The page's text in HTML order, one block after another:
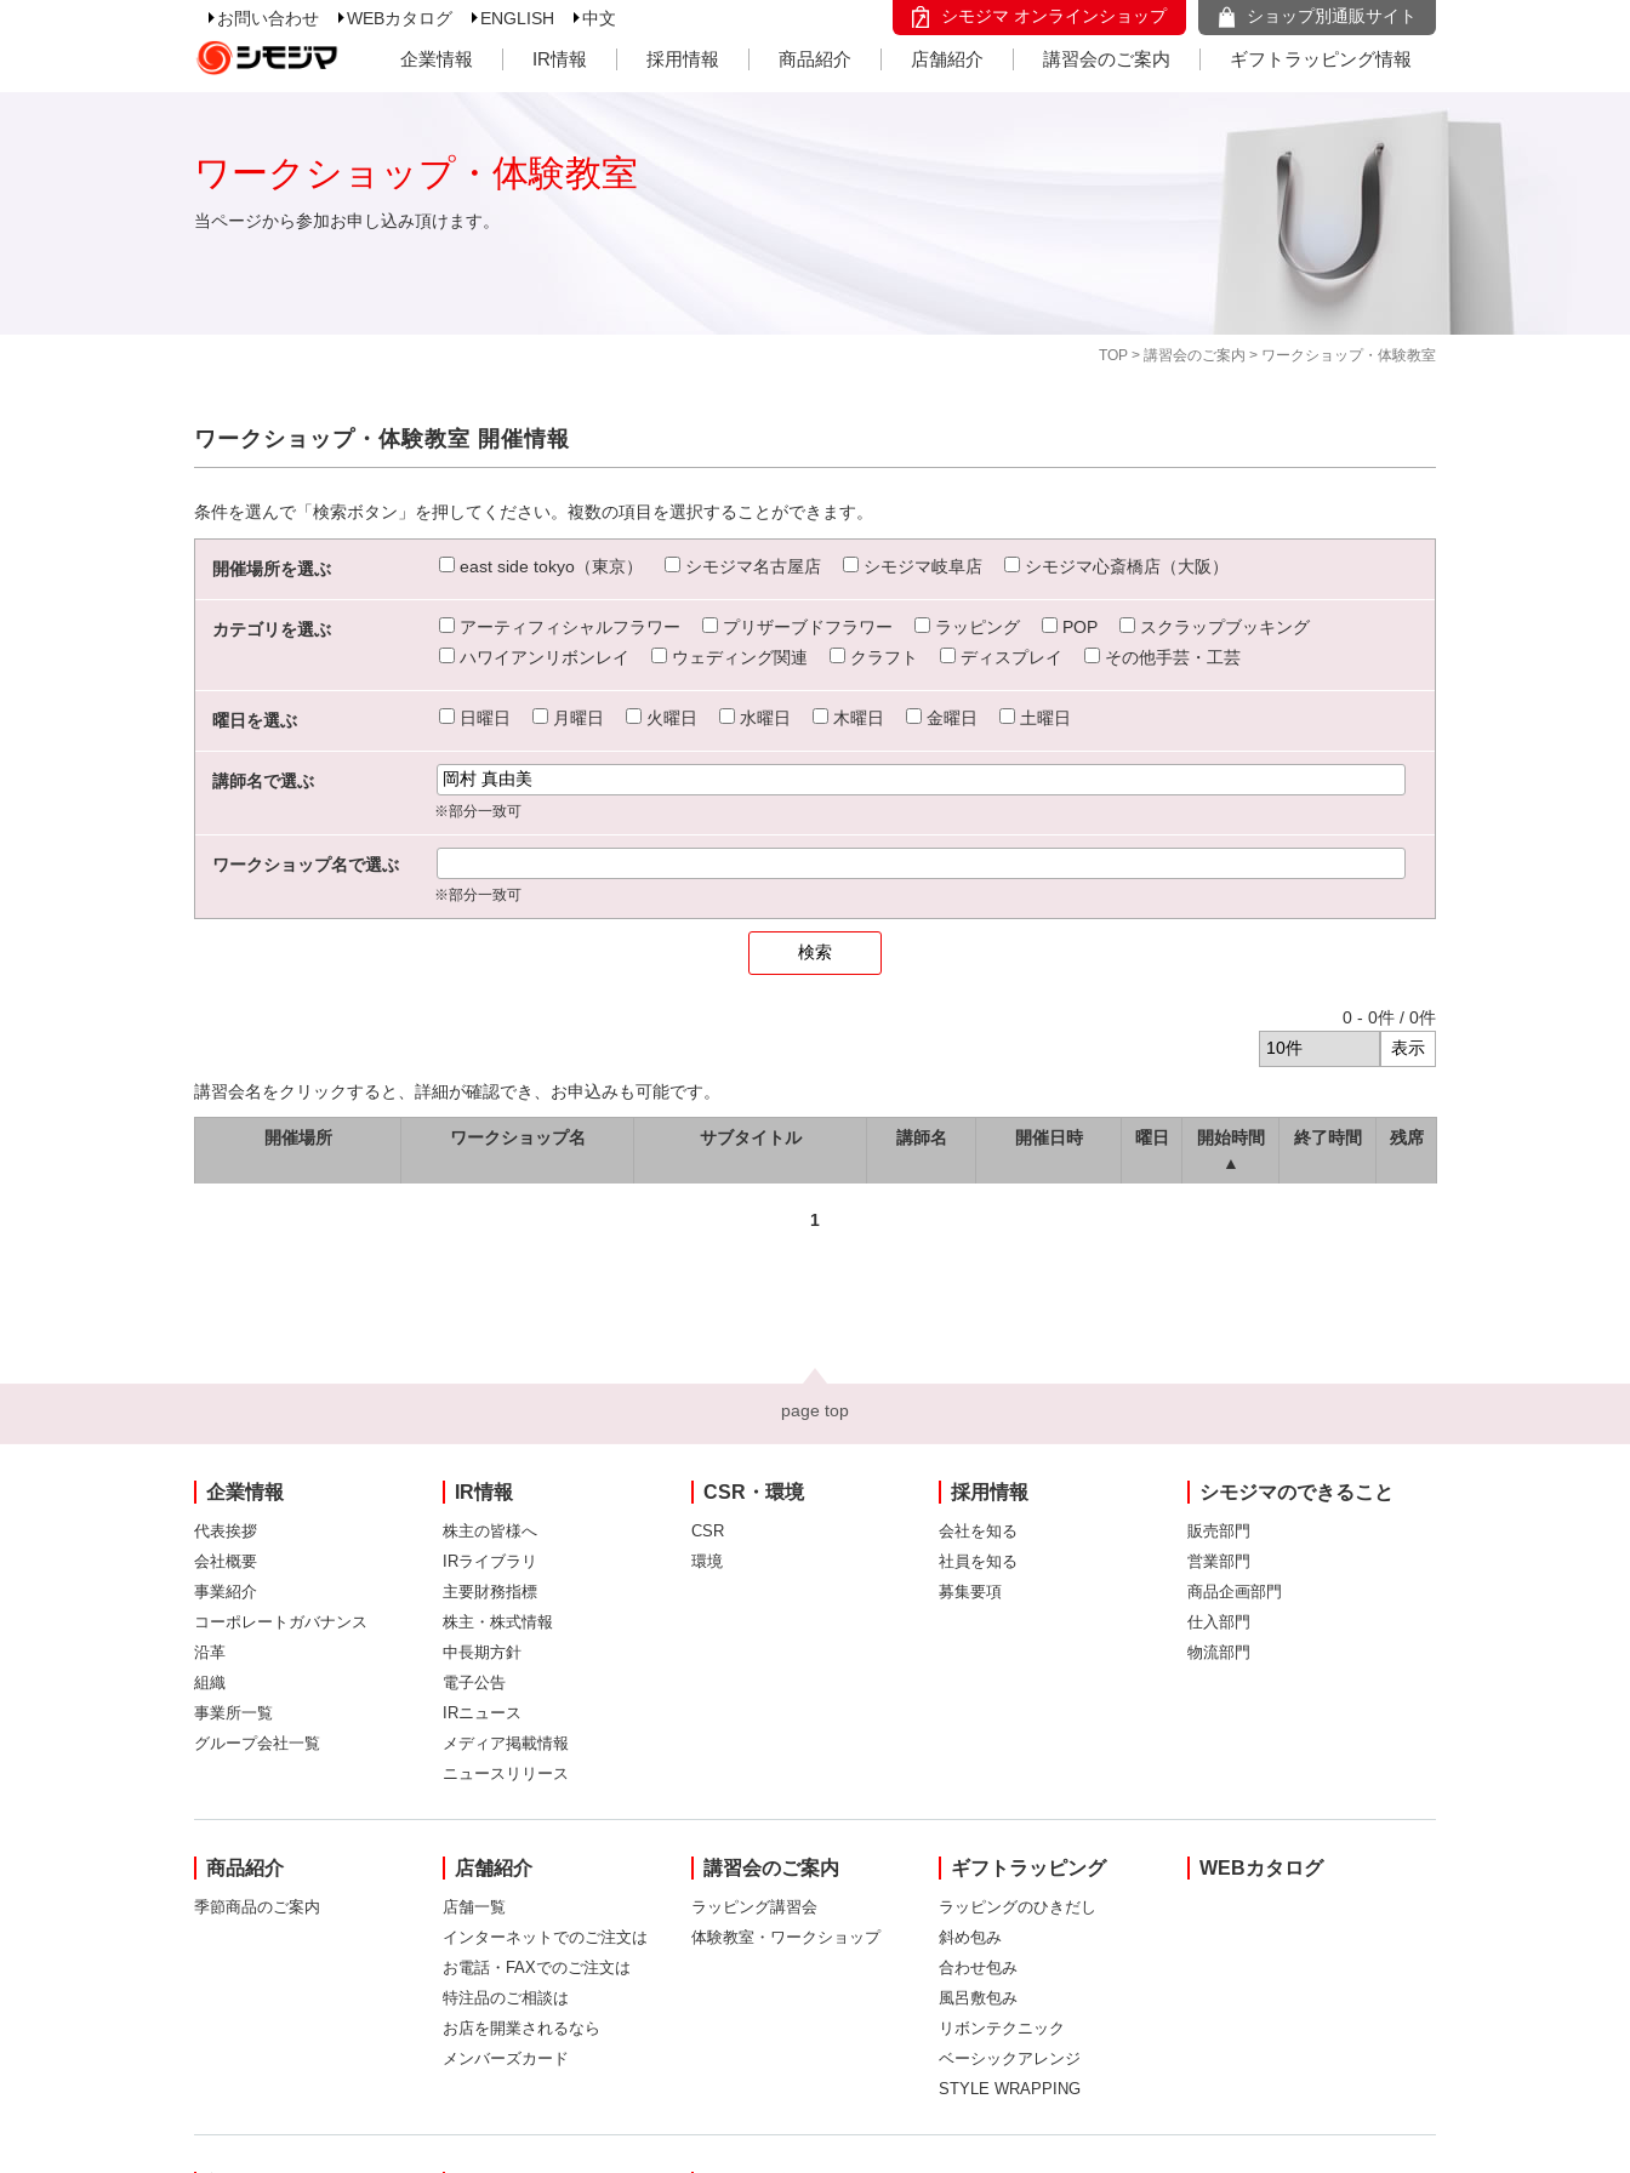
お問い合わせ WEBカタログ ENGLISH 中文 シモジマ オンラインショップ ショップ別通販サイト
企業情報 IR情報 採用情報 商品紹介 店舗紹介 講習会のご案内 ギフトラッピング情報
TOP > 講習会のご案内 > ワークショップ・体験教室
ワークショップ・体験教室
当ページから参加お申し込み頂けます。
ワークショップ・体験教室 開催情報
条件を選んで「検索ボタン」を押してください。複数の項目を選択することができます。
開催場所を選ぶ east side tokyo（東京） シモジマ名古屋店 シモジマ岐阜店 シモジマ心斎橋店（大阪）
カテゴリを選ぶ アーティフィシャルフラワー プリザーブドフラワー ラッピング POP
スクラップブッキング
ハワイアンリボンレイ
ウェディング関連 クラフト ディスプレイ その他手芸・工芸
曜日を選ぶ 日曜日 月曜日 火曜日 水曜日 木曜日 金曜日 土曜日
講師名で選ぶ
※部分一致可
ワークショップ名で選ぶ
※部分一致可
0 - 0件 / 0件
講習会名をクリックすると、詳細が確認でき、お申込みも可能です。
開催場所 ワークショップ名 サブタイトル 講師名 開催日時 曜日
開始時間
▲
終了時間 残席
1
page top
企業情報
代表挨拶
会社概要
事業紹介
コーポレートガバナンス
沿革
組織
事業所一覧
グループ会社一覧
IR情報
株主の皆様へ
IRライブラリ
主要財務指標
株主・株式情報
中長期方針
電子公告
IRニュース
メディア掲載情報
ニュースリリース
CSR・環境
CSR
環境
採用情報
会社を知る
社員を知る
募集要項
シモジマのできること
販売部門
営業部門
商品企画部門
仕入部門
物流部門
商品紹介
季節商品のご案内
店舗紹介
店舗一覧
インターネットでのご注文は
お電話・FAXでのご注文は
特注品のご相談は
お店を開業されるなら
メンバーズカード
講習会のご案内
ラッピング講習会
体験教室・ワークショップ
ギフトラッピング
ラッピングのひきだし
斜め包み
合わせ包み
風呂敷包み
リボンテクニック
ベーシックアレンジ
STYLE WRAPPING
WEBカタログ